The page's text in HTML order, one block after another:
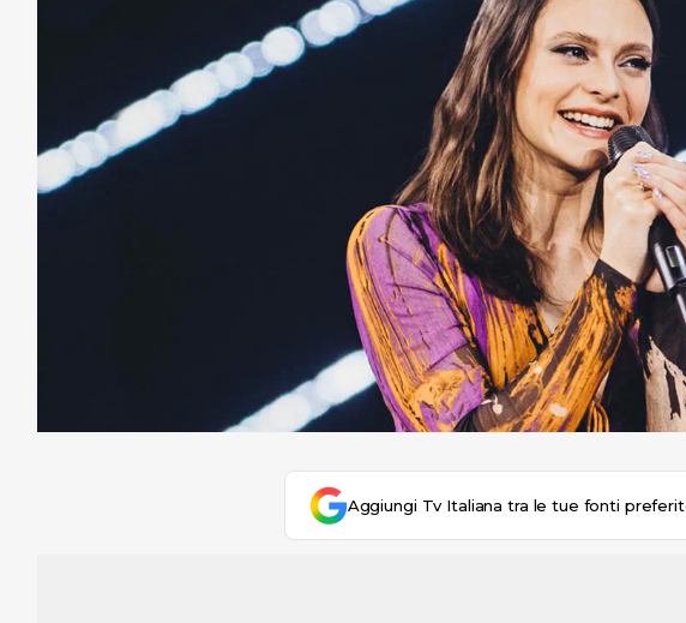
Aggiungi Tv Italiana tra le tue fonti